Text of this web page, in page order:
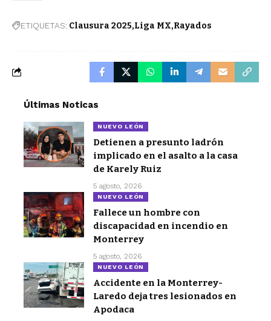
ETIQUETAS: Clausura 2025 Liga MX Rayados
Últimas Noticas
NUEVO LEÓN
Detienen a presunto ladrón
implicado en el asalto a la casa
de Karely Ruiz
5 agosto, 2026
NUEVO LEÓN
Fallece un hombre con
discapacidad en incendio en
Monterrey
5 agosto, 2026
NUEVO LEÓN
Accidente en la Monterrey-
Laredo deja tres lesionados en
Apodaca